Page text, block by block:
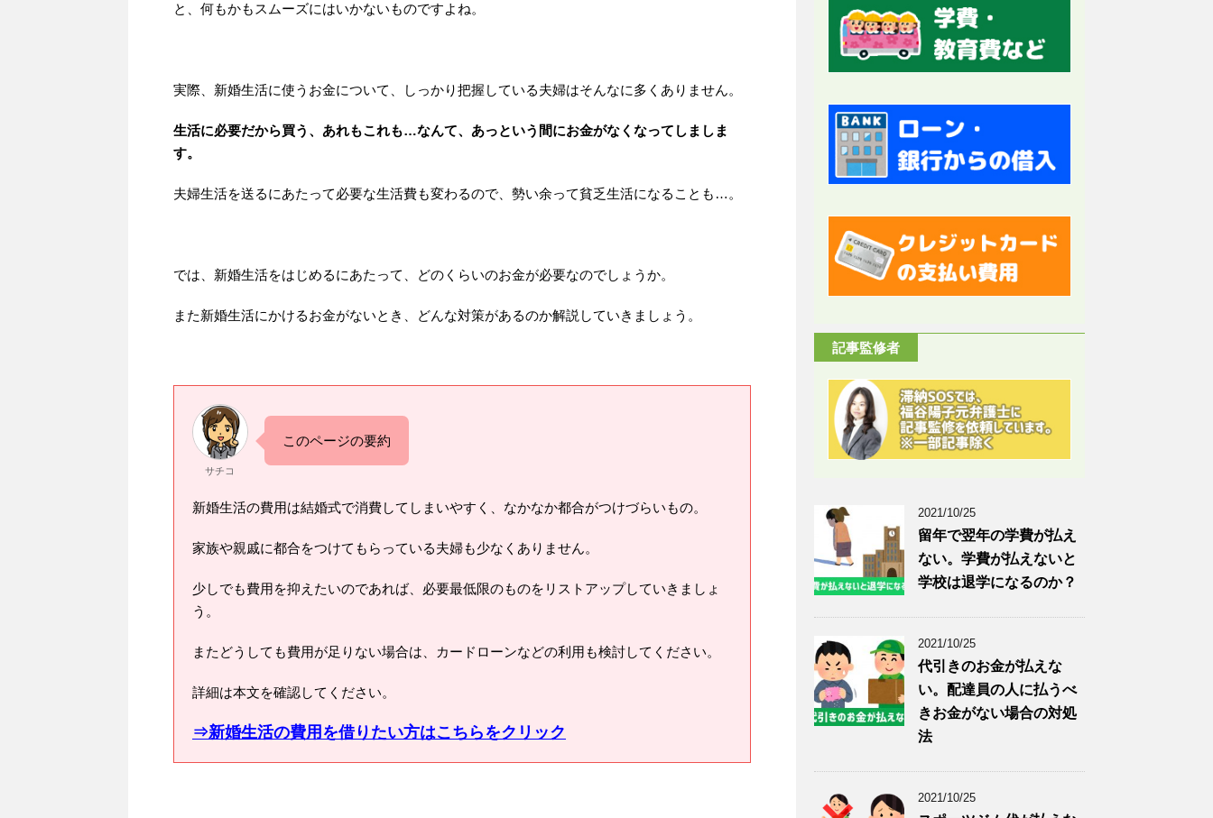
と、何もかもスムーズにはいかないものですよね。
実際、新婚生活に使うお金について、しっかり把握している夫婦はそんなに多くありません。
生活に必要だから買う、あれもこれも…なんて、あっという間にお金がなくなってしましま
す。
夫婦生活を送るにあたって必要な生活費も変わるので、勢い余って貧乏生活になることも…。
では、新婚生活をはじめるにあたって、どのくらいのお金が必要なのでしょうか。
また新婚生活にかけるお金がないとき、どんな対策があるのか解説していきましょう。
サチコ
このページの要約
新婚生活の費用は結婚式で消費してしまいやすく、なかなか都合がつけづらいもの。
家族や親戚に都合をつけてもらっている夫婦も少なくありません。
少しでも費用を抑えたいのであれば、必要最低限のものをリストアップしていきましょ
う。
またどうしても費用が足りない場合は、カードローンなどの利用も検討してください。
詳細は本文を確認してください。
⇒新婚生活の費用を借りたい方はこちらをクリック
記事監修者
2021/10/25
留年で翌年の学費が払え
ない。学費が払えないと
学校は退学になるのか？
2021/10/25
代引きのお金が払えな
い。配達員の人に払うべ
きお金がない場合の対処
法
2021/10/25